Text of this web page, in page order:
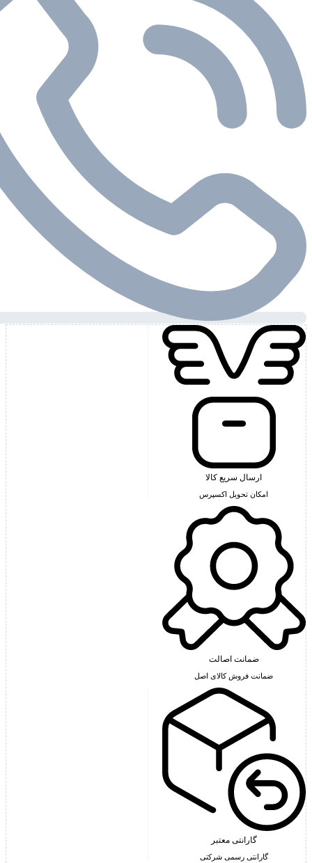
ارسال سریع کالا
امکان تحویل اکسپرس
ضمانت اصالت
ضمانت فروش کالای اصل
گارانتی معتبر
گارانتی رسمی شرکتی